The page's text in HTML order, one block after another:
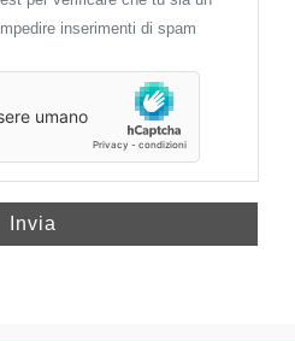
inserimenti di spam